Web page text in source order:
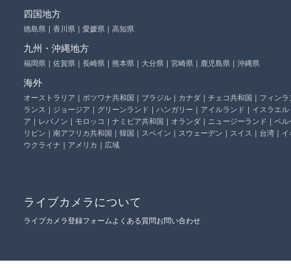
四国地方
徳島県 ｜ 香川県 ｜ 愛媛県 ｜ 高知県
九州・沖縄地方
福岡県 ｜ 佐賀県 ｜ 長崎県 ｜ 熊本県 ｜ 大分県 ｜ 宮崎県 ｜ 鹿児島県 ｜ 沖縄県
海外
オーストラリア ｜ ボツワナ共和国 ｜ ブラジル ｜ カナダ ｜ チェコ共和国 ｜ フィンラ
ランス ｜ ジョージア ｜ グリーンランド ｜ ハンガリー ｜ アイルランド ｜ イスラエル
ア ｜ レバノン ｜ モロッコ ｜ ナミビア共和国 ｜ オランダ ｜ ニュージーランド ｜ ペル
リピン ｜ 南アフリカ共和国 ｜ 韓国 ｜ スペイン ｜ スウェーデン ｜ スイス ｜ 台湾 ｜ イ
ウクライナ ｜ アメリカ ｜ 広域
ライブカメラについて
ライブカメラ登録フォームよくある質問お問い合わせ